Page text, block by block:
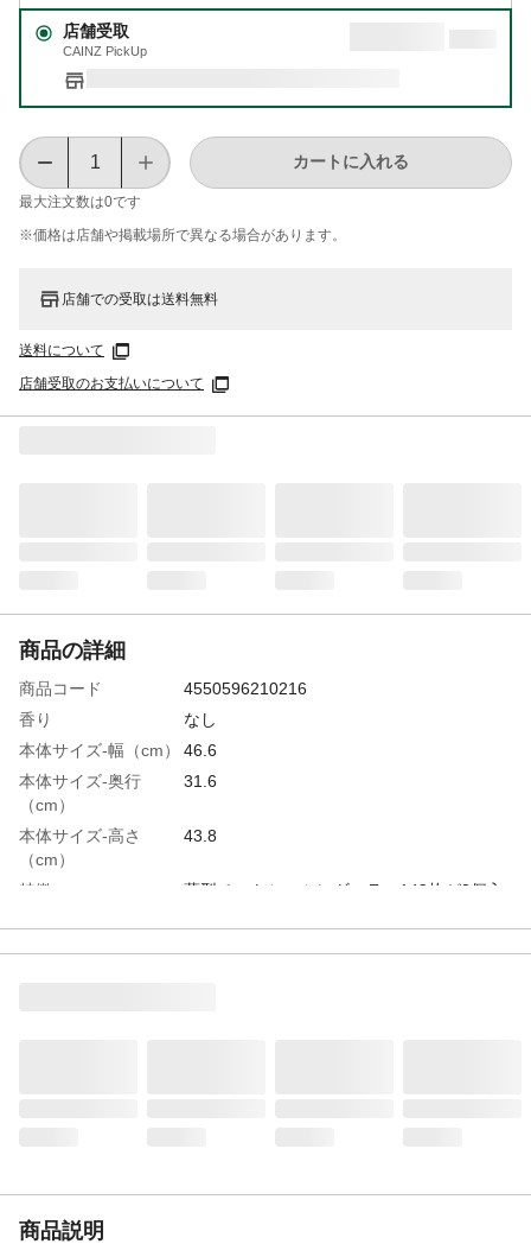
店舗受取
CAINZ PickUp
最大注文数は0です
カートに入れる
※価格は​店舗や​掲載場所で​異なる​場合が​あります。
店舗での受取は送料無料
送料について
店舗受取のお支払いについて
商品の詳細
商品コード
4550596210216
香り
なし
本体サイズ-幅（cm）
46.6
本体サイズ-奥行
（cm）
31.6
本体サイズ-高さ
（cm）
43.8
特徴
薄型ペットシーツレギュラー148枚が3個入
使用上の注意
●ハサミ等で切らずにそのまま使用してくだ
商品説明